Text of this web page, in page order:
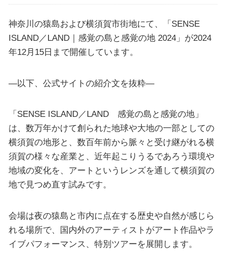
神奈川の猿島および横須賀市街地にて、「SENSE
ISLAND／LAND｜感覚の島と感覚の地 2024」が2024
年12月15日まで開催しています。
—以下、公式サイトの紹介文を抜粋—
「SENSE ISLAND／LAND 感覚の島と感覚の地」
は、数万年かけて創られた地球や大地の一部としての
横須賀の地形と、数百年前から脈々と受け継がれる横
須賀の様々な産業と、近年起こりうるであろう環境や
地域の変化を、アートというレンズを通して横須賀の
地で見つめ直す試みです。
会場は夜の猿島と市内に点在する歴史や自然が感じら
れる場所で、国内外のアーティストがアート作品やラ
イブパフォーマンス、特別ツアーを展開します。